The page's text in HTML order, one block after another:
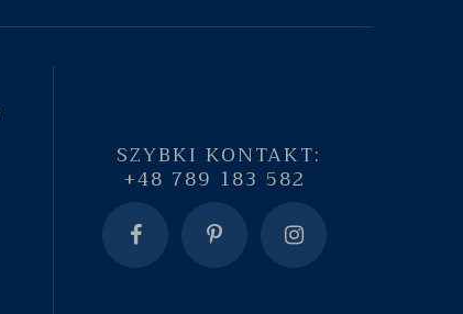
SZYBKI KONTAKT:
+48 789 183 582